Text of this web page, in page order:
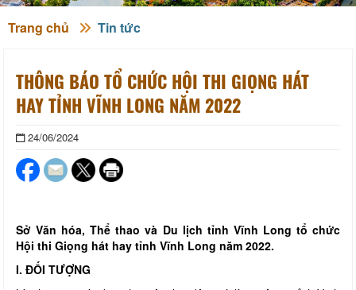
Trang chủ Tin tức
THÔNG BÁO TỔ CHỨC HỘI THI GIỌNG HÁT
HAY TỈNH VĨNH LONG NĂM 2022
24/06/2024
Sở Văn hóa, Thể thao và Du lịch tỉnh Vĩnh Long tổ chức
Hội thi Giọng hát hay tỉnh Vĩnh Long năm 2022.
I. ĐỐI TƯỢNG